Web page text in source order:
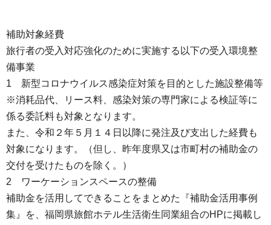
補助対象経費
旅行者の受入対応強化のために実施する以下の受入環境整
備事業
1 新型コロナウイルス感染症対策を目的とした施設整備等
※消耗品代、リース料、感染対策の専門家による検証等に
係る委託料も対象となります。
また、令和２年５月１４日以降に発注及び支出した経費も
対象になります。（但し、昨年度県又は市町村の補助金の
交付を受けたものを除く。）
2 ワーケーションスペースの整備
補助金を活用してできることをまとめた『補助金活用事例
集』を、福岡県旅館ホテル生活衛生同業組合のHPに掲載し